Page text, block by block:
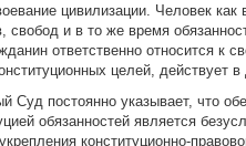
цивилизации. Человек
свобод и в то же время
ответственно относится к
целей, действует
Суд постоянно указывает, что
обязанностей является
конституционно-